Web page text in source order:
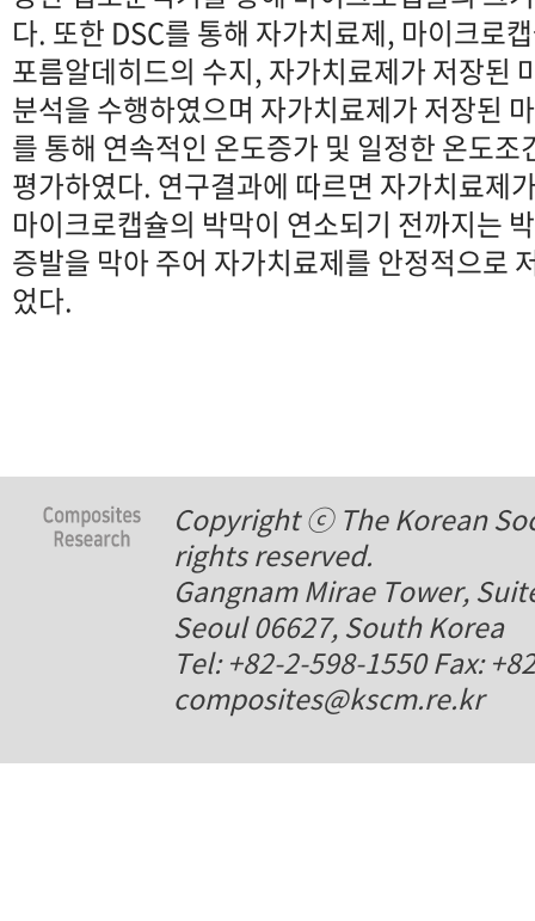
다. 또한 DSC를 통해 자가치료제, 마이크로
포름알데히드의 수지, 자가치료제가 저장된
분석을 수행하였으며 자가치료제가 저장된
를 통해 연속적인 온도증가 및 일정한 온도
평가하였다. 연구결과에 따르면 자가치료제
마이크로캡슐의 박막이 연소되기 전까지는
증발을 막아 주어 자가치료제를 안정적으로
었다.
Copyright ⓒ The Korean
rights reserved.
Gangnam Mirae Tower,
Seoul 06627, South Korea
Tel: +82-2-598-1550 Fax:
composites@kscm.re.kr